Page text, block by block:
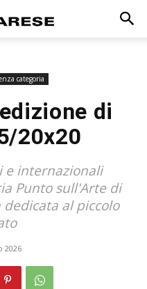
categoria
di
20x20
e internazionali
Punto sull'Arte di
dedicata al piccolo
2026